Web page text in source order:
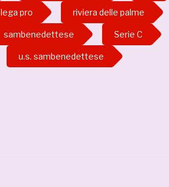
lega pro riviera delle palme
sambenedettese Serie C
u.s. sambenedettese